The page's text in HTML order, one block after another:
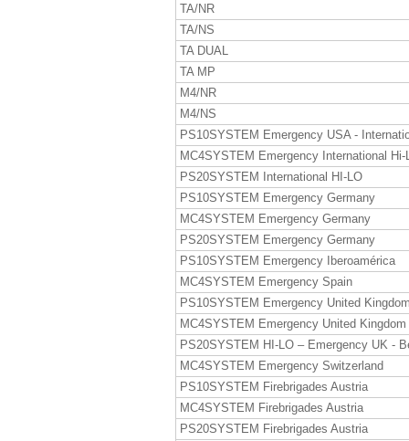
TA/NR
TA/NS
TA DUAL
TA MP
M4/NR
M4/NS
PS10SYSTEM Emergency USA -
MC4SYSTEM Emergency International Hi-
PS20SYSTEM International HI-LO
PS10SYSTEM Emergency Germany
MC4SYSTEM Emergency Germany
PS20SYSTEM Emergency Germany
PS10SYSTEM Emergency Iberoamérica
MC4SYSTEM Emergency Spain
PS10SYSTEM Emergency United Kingdom
MC4SYSTEM Emergency United Kingdom
PS20SYSTEM HI-LO – Emergency UK -
MC4SYSTEM Emergency Switzerland
PS10SYSTEM Firebrigades Austria
MC4SYSTEM Firebrigades Austria
PS20SYSTEM Firebrigades Austria